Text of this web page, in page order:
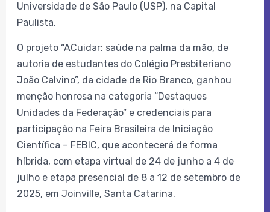
Universidade de São Paulo (USP), na Capital
Paulista.
O projeto “ACuidar: saúde na palma da mão, de
autoria de estudantes do Colégio Presbiteriano
João Calvino”, da cidade de Rio Branco, ganhou
menção honrosa na categoria “Destaques
Unidades da Federação” e credenciais para
participação na Feira Brasileira de Iniciação
Científica – FEBIC, que acontecerá de forma
híbrida, com etapa virtual de 24 de junho a 4 de
julho e etapa presencial de 8 a 12 de setembro de
2025, em Joinville, Santa Catarina.